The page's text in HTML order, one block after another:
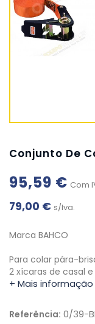
Conjunto De
95,59 € Com
79,00 € s/Iva.
Marca BAHCO
Para colar pára-
2 xícaras de casal
+ Mais informação
Referência: 0/39-